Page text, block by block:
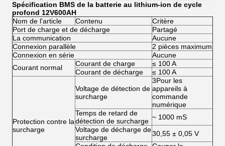
Spécification BMS de la batterie au lithium-ion de cycle
profond 12V600AH
Nom de l'article
Contenu
Critère
Port de charge et de décharge
Partagé
La communication
Aucune
Connexion parallèle
2 pièces maximum
Connexion en série
Aucune
Courant normal
Courant de charge
≤ 100 A
Courant de décharge
≤ 100 A
Protection contre la
surcharge
Voltage de détection de
surcharge
3Pour les
appareils à
commande
numérique
Temps de retard de
détection de surcharge ~ 1000 mS
Voltage de décharge de
surcharge
30,55 ± 0,05 V